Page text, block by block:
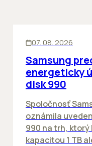
07. 08. 2026
Samsung
energeticky
disk 990
Spoločnosť
oznámila
990 na trh,
kapacitou 1 TB